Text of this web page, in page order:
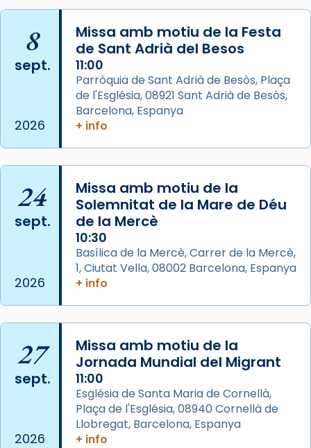
L’arquebisbe de Barcelona, el cardenal Joan
Josep Omella, ha presidit la missa i l’ha
concelebrat el bisbe auxiliar de Barcelona,
Mons. David Abadías.
📸 Dr. G. Simón
View on Facebook ·
Arquebisbat de Barcelona
Memòria de les santes Juliana i
Semproniana, verges i màrtirs.
Acompanyant la història de sant Cugat, a
partir de l’Edat Mitjana sorgeix la tradició
que les santes Juliana (“relatiu a Júlia”) i
que les santes són filles de l’antiga Iluro.
Mataró en reivindicarà les relíq
...Ver más
View on Facebook · Share
8
sept.
2026
Missa amb motiu de la Festa
de Sant Adrià del Besos
11:00
Parròquia de Sant Adrià de Besòs, Plaça
de l'Església, 08921 Sant Adrià de Besòs,
Barcelona, Espanya
+ info
24
sept.
2026
Missa amb motiu de la
Solemnitat de la Mare de Déu
de la Mercè
10:30
Basílica de la Mercè, Carrer de la Mercè,
1, Ciutat Vella, 08002 Barcelona, Espanya
+ info
27
sept.
2026
Missa amb motiu de la
Jornada Mundial del Migrant
11:00
Església de Santa Maria de Cornellà,
Plaça de l'Església, 08940 Cornellà de
Llobregat, Barcelona, Espanya
+ info